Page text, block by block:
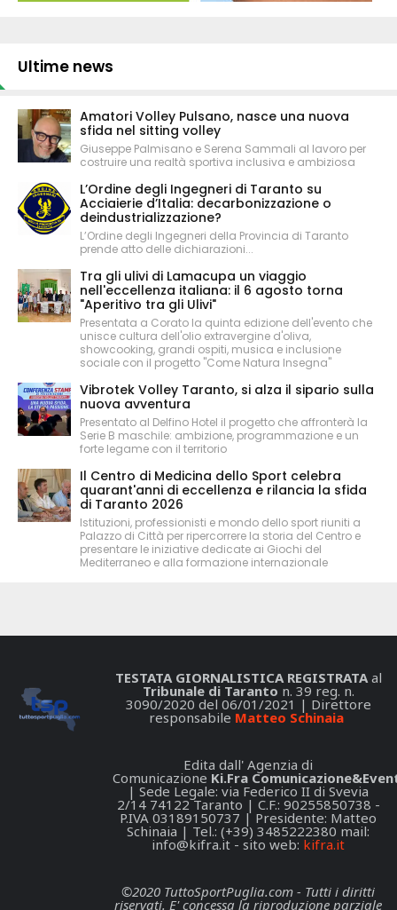
Ultime news
Amatori Volley Pulsano, nasce una nuova
sfida nel sitting volley
Giuseppe Palmisano e Serena Sammali al lavoro per
costruire una realtà sportiva inclusiva e ambiziosa
L’Ordine degli Ingegneri di Taranto su
Acciaierie d’Italia: decarbonizzazione o
deindustrializzazione?
L’Ordine degli Ingegneri della Provincia di Taranto
prende atto delle dichiarazioni...
Tra gli ulivi di Lamacupa un viaggio
nell'eccellenza italiana: il 6 agosto torna
"Aperitivo tra gli Ulivi"
Presentata a Corato la quinta edizione dell'evento che
unisce cultura dell'olio extravergine d'oliva,
showcooking, grandi ospiti, musica e inclusione
sociale con il progetto "Come Natura Insegna"
Vibrotek Volley Taranto, si alza il sipario sulla
nuova avventura
Presentato al Delfino Hotel il progetto che affronterà la
Serie B maschile: ambizione, programmazione e un
forte legame con il territorio
Il Centro di Medicina dello Sport celebra
quarant'anni di eccellenza e rilancia la sfida
di Taranto 2026
Istituzioni, professionisti e mondo dello sport riuniti a
Palazzo di Città per ripercorrere la storia del Centro e
presentare le iniziative dedicate ai Giochi del
Mediterraneo e alla formazione internazionale
TESTATA GIORNALISTICA REGISTRATAal
Tribunale di Taranto n. 39 reg. n.
3090/2020 del 06/01/2021 | Direttore
responsabile Matteo Schinaia
Edita dall' Agenzia di
Comunicazione Ki.Fra
| Sede Legale: via Federico II di Svevia
2/14 74122 Taranto | C.F.: 90255850738 -
P.IVA 03189150737 | Presidente: Matteo
Schinaia | Tel.: (+39) 3485222380 mail:
info@kifra.it - sito web: kifra.it
©2020 TuttoSportPuglia.com - Tutti i diritti
riservati. E' concessa la riproduzione parziale